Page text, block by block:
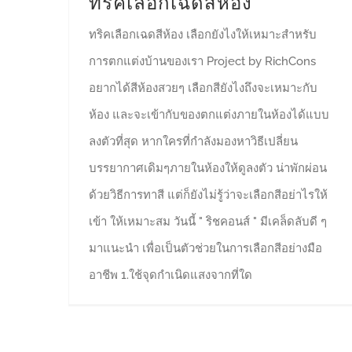
ทริคเลือกเฉดสีห้อง เลือกยังไงให้เหมาะสำหรับ
การตกแต่งบ้านของเรา Project by RichCons
อยากได้สีห้องสวยๆ เลือกสียังไงถึงจะเหมาะกับ
ห้อง และจะเข้ากับของตกแต่งภายในห้องได้แบบ
ลงตัวที่สุด หากใครที่กำลังมองหาวิธีเปลี่ยน
บรรยากาศเดิมๆภายในห้องให้ดูลงตัว น่าพักผ่อน
ด้วยวิธีการทาสี แต่ก็ยังไม่รู้ว่าจะเลือกสีอย่าไรให้
เข้า ให้เหมาะสม วันนี้ " ริชคอนส์ " มีเคล็ดลับดี ๆ
มาแนะนำ เพื่อเป็นตัวช่วยในการเลือกสีอย่างมือ
อาชีพ 1.ใช้จุดกำเนิดแสงจากที่ใด